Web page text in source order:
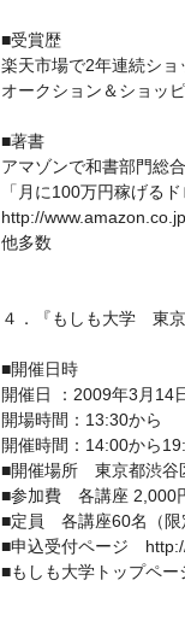
■受賞歴
楽天市場で2年連続シ
オークション＆ショッ
■著書
アマゾンで和書部門総
「月に100万円稼げる
http://
他多数
４．『もしも大学 東
■開催日時
開催日 ：2009年3月14
開場時間：13:30から
開催時間：14:00から
■開催場所 東京都渋谷
■参加費 各講座 2,000
■定員 各講座60名（限
■申込受付ページ
■もしも大学トップペ